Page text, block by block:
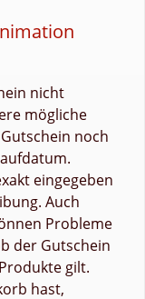
nicht
mögliche
noch
eingegeben
Auch
Probleme
der Gutschein
gilt.
hast,